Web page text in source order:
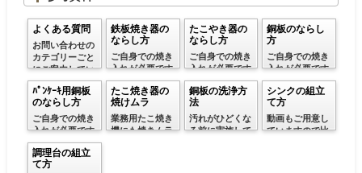
よくある質問
お問い合わせの
カテゴリーごと
にご案内してい
ます
鉄板焼き器の
ならし方
ご自身での焼き
入れが必要です
ので参考にして
ください
たこやき器の
ならし方
ご自身での焼き
入れが必要です
ので参考にして
ください
銅板のならし
方
ご自身での焼き
入れが必要です
ので参考にして
ください
ﾊﾟﾝｹｰｷ用銅板
のならし方
ご自身での焼き
入れが必要です
ので参考にして
ください
たこ焼き器の
焼けムラ
業務用たこ焼き
機にも焼きムラ
銅板の洗浄方
法
汚れがひどくな
る前に実施して
シンクの組立
て方
動画もご用意し
ていますので比
調理台の組立
て方